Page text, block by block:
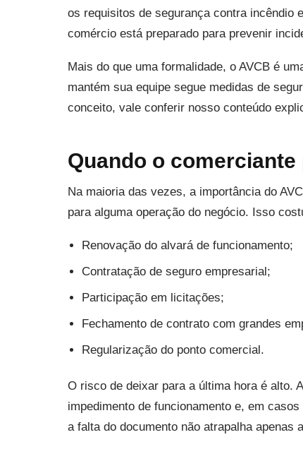
os requisitos de segurança contra incêndio
comércio está preparado para prevenir
Mais do que uma formalidade, o AVCB é
mantém sua equipe segue medidas de
conceito, vale conferir nosso conteúdo
Quando o
Na maioria das vezes, a importância do
para alguma operação do negócio. Isso
Renovação do alvará de funcionamento;
Contratação de seguro empresarial;
Participação em licitações;
Fechamento de contrato com grandes
Regularização do ponto comercial.
O risco de deixar para a última hora é alto.
impedimento de funcionamento e, em
a falta do documento não atrapalha apenas